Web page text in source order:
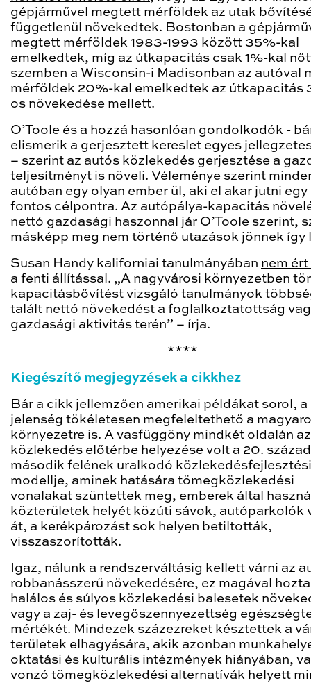
gépjárművel megtett mérföldek az utak
függetlenül növekedtek. Bostonban a
megtett mérföldek 1983-1993 között 35%-kal
emelkedtek, míg az útkapacitás csak 1%-kal
szemben a Wisconsin-i Madisonban az autóval
mérföldek 20%-kal emelkedtek az útkapacitás
os növekedése mellett.
O’Toole és a hozzá hasonlóan gondolkodók -
elismerik a gerjesztett kereslet egyes
– szerint az autós közlekedés gerjesztése a
teljesítményt is növeli. Véleménye szerint
autóban egy olyan ember ül, aki el akar jutni egy
fontos célpontra. Az autópálya-kapacitás
nettó gazdasági haszonnal jár O’Toole szerint,
másképp meg nem történő utazások jönnek így
Susan Handy kaliforniai tanulmányában nem
a fenti állítással. „A nagyvárosi környezetben
kapacitásbővítést vizsgáló tanulmányok
talált nettó növekedést a foglalkoztatottság
gazdasági aktivitás terén” – írja.
****
Kiegészítő megjegyzések a cikkhez
Bár a cikk jellemzően amerikai példákat sorol, a
jelenség tökéletesen megfeleltethető a
környezetre is. A vasfüggöny mindkét oldalán
közlekedés előtérbe helyezése volt a 20. század
második felének uralkodó közlekedésfejlesztési
modellje, aminek hatására tömegközlekedési
vonalakat szüntettek meg, emberek által
közterületek helyét közúti sávok, autóparkolók
át, a kerékpározást sok helyen betiltották,
visszaszorították.
Igaz, nálunk a rendszerváltásig kellett várni az
robbanásszerű növekedésére, ez magával
halálos és súlyos közlekedési balesetek
vagy a zaj- és levegőszennyezettség
mértékét. Mindezek százezreket késztettek a
területek elhagyására, akik azonban
oktatási és kulturális intézmények hiányában,
vonzó tömegközlekedési alternatívák helyett